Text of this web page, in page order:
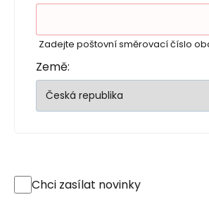
Zadejte poštovní směrovací číslo
Země:
Chci zasílat novinky